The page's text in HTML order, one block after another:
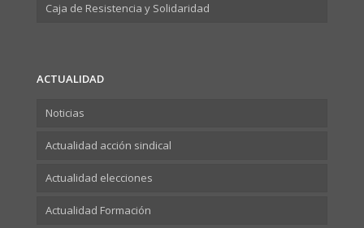
Caja de Resistencia y Solidaridad
ACTUALIDAD
Noticias
Actualidad acción sindical
Actualidad elecciones
Actualidad Formación